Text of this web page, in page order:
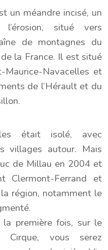
un méandre incisé, un
situé vers
de montagnes du
la France. Il est situé
Navacelles et
de l’Hérault et du
était isolé, avec
villages autour. Mais
de Millau en 2004 et
Clermont-Ferrand et
région, notamment le
la première fois, sur le
vous serez